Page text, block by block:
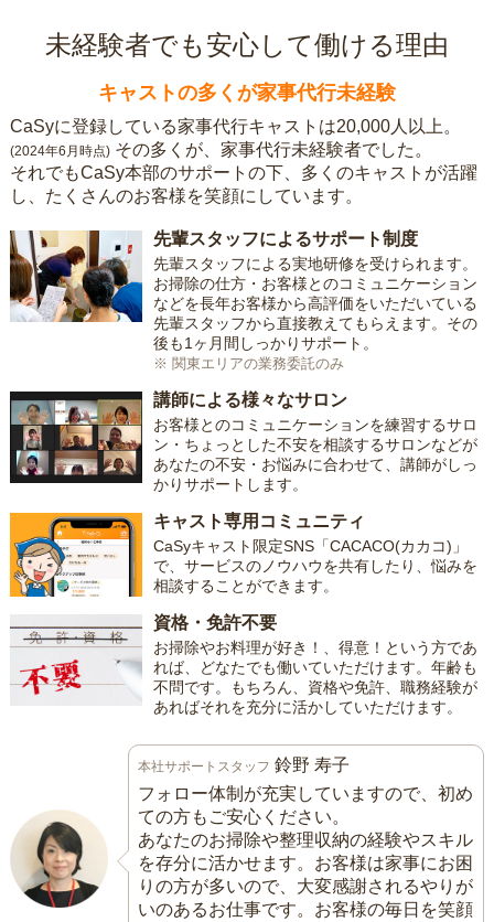
未経験者でも安心して働ける理由
キャストの多くが家事代行未経験
CaSyに登録している家事代行キャストは20,000人以上。
(2024年6月時点) その多くが、家事代行未経験者でした。
それでもCaSy本部のサポートの下、多くのキャストが活躍
し、たくさんのお客様を笑顔にしています。
先輩スタッフによるサポート制度
先輩スタッフによる実地研修を受けられます。
お掃除の仕方・お客様とのコミュニケーション
などを長年お客様から高評価をいただいている
先輩スタッフから直接教えてもらえます。その
後も1ヶ月間しっかりサポート。
※ 関東エリアの業務委託のみ
講師による様々なサロン
お客様とのコミュニケーションを練習するサロ
ン・ちょっとした不安を相談するサロンなどが
あなたの不安・お悩みに合わせて、講師がしっ
かりサポートします。
キャスト専用コミュニティ
CaSyキャスト限定SNS「CACACO(カカコ)」
で、サービスのノウハウを共有したり、悩みを
相談することができます。
資格・免許不要
お掃除やお料理が好き！、得意！という方であ
れば、どなたでも働いていただけます。年齢も
不問です。もちろん、資格や免許、職務経験が
あればそれを充分に活かしていただけます。
本社サポートスタッフ 鈴野 寿子
フォロー体制が充実していますので、初め
ての方もご安心ください。
あなたのお掃除や整理収納の経験やスキル
を存分に活かせます。お客様は家事にお困
りの方が多いので、大変感謝されるやりが
いのあるお仕事です。お客様の毎日を笑顔